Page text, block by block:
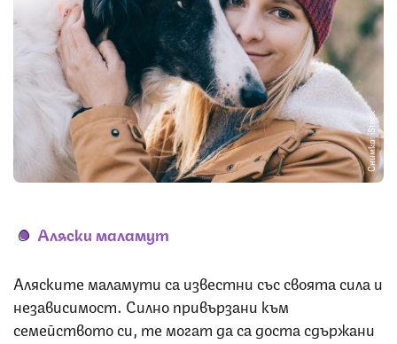
Снимка: iStock
Аляски маламут
Аляските маламути са известни със своята сила и
независимост. Силно привързани към
семейството си, те могат да са доста сдържани